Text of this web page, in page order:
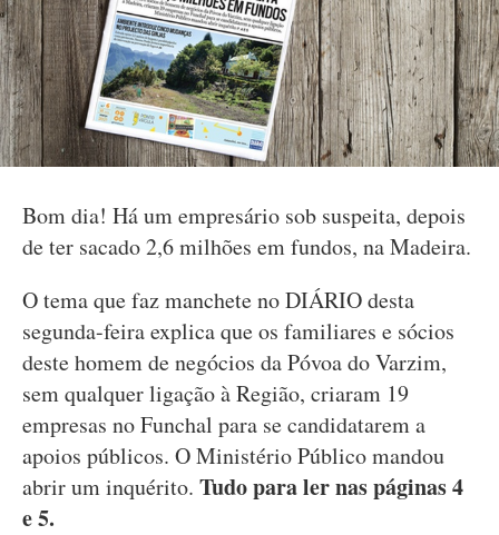
Bom dia! Há um empresário sob suspeita, depois
de ter sacado 2,6 milhões em fundos, na Madeira.
O tema que faz manchete no DIÁRIO desta
segunda-feira explica que os familiares e sócios
deste homem de negócios da Póvoa do Varzim,
sem qualquer ligação à Região, criaram 19
empresas no Funchal para se candidatarem a
apoios públicos. O Ministério Público mandou
abrir um inquérito. Tudo para ler nas páginas 4
e 5.